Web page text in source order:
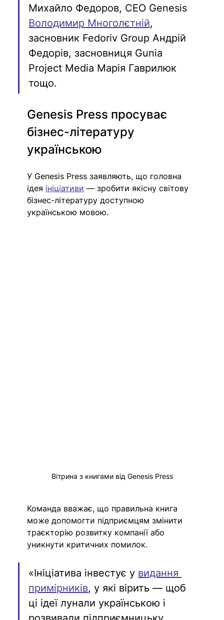
Михайло Федоров, CEO Genesis
Володимир Многолєтній,
засновник Fedoriv Group Андрій
Федорів, засновниця Gunia
Project Media Марія Гаврилюк
тощо.
Genesis Press просуває
бізнес-літературу
українською
У Genesis Press заявляють, що головна
ідея ініціативи — зробити якісну світову
бізнес-літературу доступною
українською мовою.
Вітрина з книгами від Genesis Press
Команда вважає, що правильна книга
може допомогти підприємцям змінити
траєкторію розвитку компанії або
уникнути критичних помилок.
«Ініціатива інвестує у видання
примірників, у які вірить — щоб
ці ідеї лунали українською і